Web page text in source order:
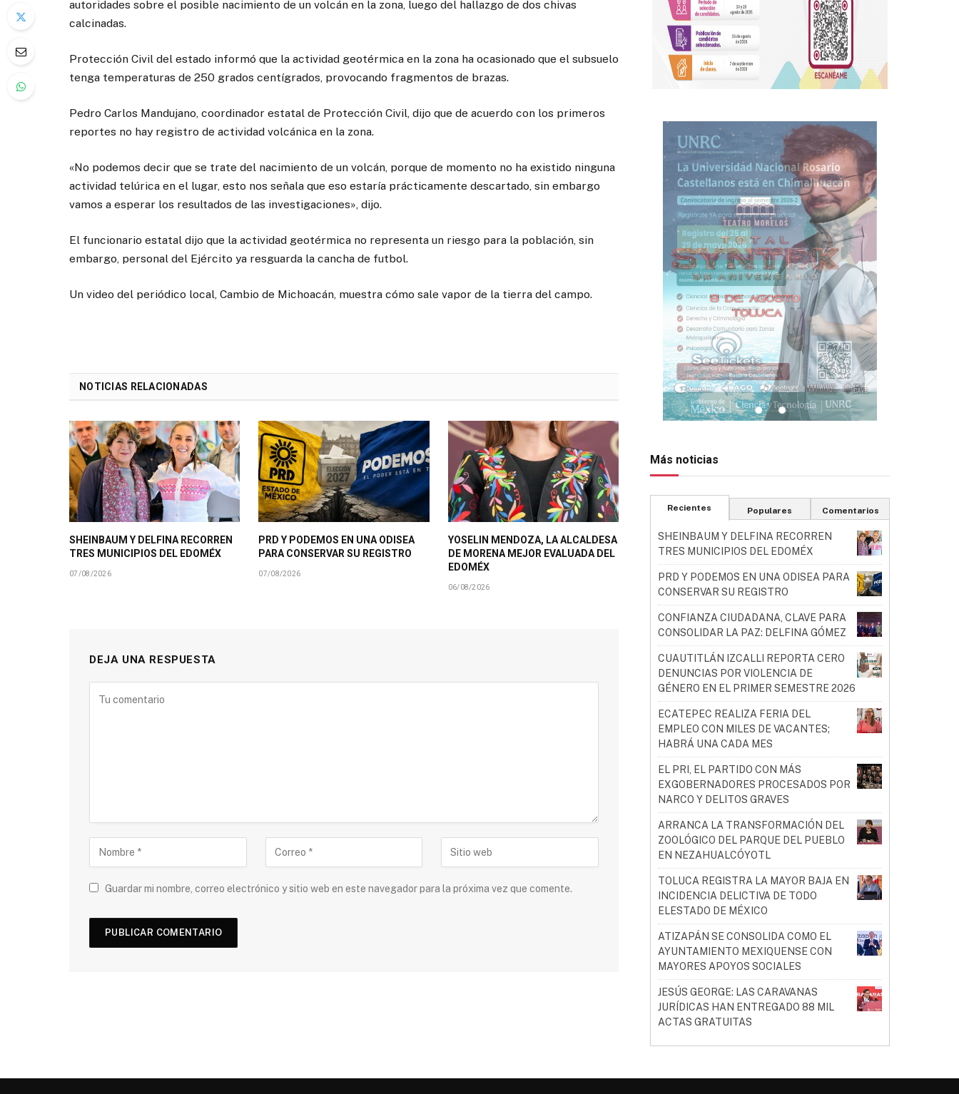
autoridades sobre el posible nacimiento de un volcán en la zona, luego del hallazgo de dos chivas
calcinadas.
Protección Civil del estado informó que la actividad geotérmica en la zona ha ocasionado que el subsuelo
tenga temperaturas de 250 grados centígrados, provocando fragmentos de brazas.
Pedro Carlos Mandujano, coordinador estatal de Protección Civil, dijo que de acuerdo con los primeros
reportes no hay registro de actividad volcánica en la zona.
«No podemos decir que se trate del nacimiento de un volcán, porque de momento no ha existido ninguna
actividad telúrica en el lugar, esto nos señala que eso estaría prácticamente descartado, sin embargo
vamos a esperar los resultados de las investigaciones», dijo.
El funcionario estatal dijo que la actividad geotérmica no representa un riesgo para la población, sin
embargo, personal del Ejército ya resguarda la cancha de futbol.
Un video del periódico local, Cambio de Michoacán, muestra cómo sale vapor de la tierra del campo.
NOTICIAS RELACIONADAS
SHEINBAUM Y DELFINA RECORREN
TRES MUNICIPIOS DEL EDOMÉX
07/08/2026
PRD Y PODEMOS EN UNA ODISEA
PARA CONSERVAR SU REGISTRO
07/08/2026
YOSELIN MENDOZA, LA ALCALDESA
DE MORENA MEJOR EVALUADA DEL
EDOMÉX
06/08/2026
DEJA UNA RESPUESTA
Guardar mi nombre, correo electrónico y sitio web en este navegador para la próxima vez que comente.
Más noticias
Recientes Populares Comentarios
SHEINBAUM Y DELFINA RECORREN
TRES MUNICIPIOS DEL EDOMÉX
PRD Y PODEMOS EN UNA ODISEA PARA
CONSERVAR SU REGISTRO
CONFIANZA CIUDADANA, CLAVE PARA
CONSOLIDAR LA PAZ: DELFINA GÓMEZ
CUAUTITLÁN IZCALLI REPORTA CERO
DENUNCIAS POR VIOLENCIA DE
GÉNERO EN EL PRIMER SEMESTRE 2026
ECATEPEC REALIZA FERIA DEL
EMPLEO CON MILES DE VACANTES;
HABRÁ UNA CADA MES
EL PRI, EL PARTIDO CON MÁS
EXGOBERNADORES PROCESADOS POR
NARCO Y DELITOS GRAVES
ARRANCA LA TRANSFORMACIÓN DEL
ZOOLÓGICO DEL PARQUE DEL PUEBLO
EN NEZAHUALCÓYOTL
TOLUCA REGISTRA LA MAYOR BAJA EN
INCIDENCIA DELICTIVA DE TODO
ELESTADO DE MÉXICO
ATIZAPÁN SE CONSOLIDA COMO EL
AYUNTAMIENTO MEXIQUENSE CON
MAYORES APOYOS SOCIALES
JESÚS GEORGE: LAS CARAVANAS
JURÍDICAS HAN ENTREGADO 88 MIL
ACTAS GRATUITAS